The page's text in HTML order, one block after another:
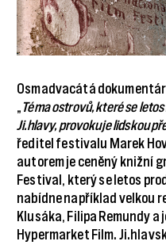
Osmadvacátá
„ Téma ostrovů, které se
Ji.hlavy, provokuje lidskou
ředitel festivalu Marek
autorem je ceněný knižní
Festival, který se letos
nabídne například velkou
Klusáka, Filipa Remundy
Hypermarket Film.